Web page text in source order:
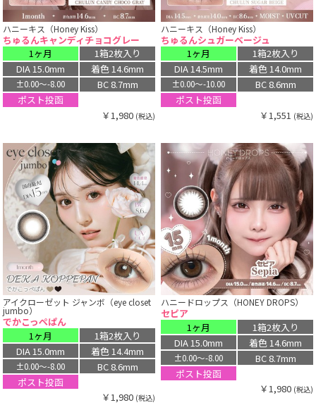
ハニーキス（Honey Kiss）
ちゅるんキャンディチョコグレー
1ヶ月
1箱2枚入り
DIA 15.0mm
着色 14.6mm
±0.00〜-8.00
BC 8.7mm
ポスト投函
￥1,980 (税込)
ハニーキス（Honey Kiss）
ちゅるんシュガーベージュ
1ヶ月
1箱2枚入り
DIA 14.5mm
着色 14.0mm
±0.00〜-10.00
BC 8.6mm
ポスト投函
￥1,551 (税込)
アイクローゼット ジャンボ（eye closet
jumbo）
でかこっぺぱん
1ヶ月
1箱2枚入り
DIA 15.0mm
着色 14.4mm
±0.00〜-8.00
BC 8.6mm
ポスト投函
￥1,980 (税込)
ハニードロップス（HONEY DROPS）
セピア
1ヶ月
1箱2枚入り
DIA 15.0mm
着色 14.6mm
±0.00〜-8.00
BC 8.7mm
ポスト投函
￥1,980 (税込)